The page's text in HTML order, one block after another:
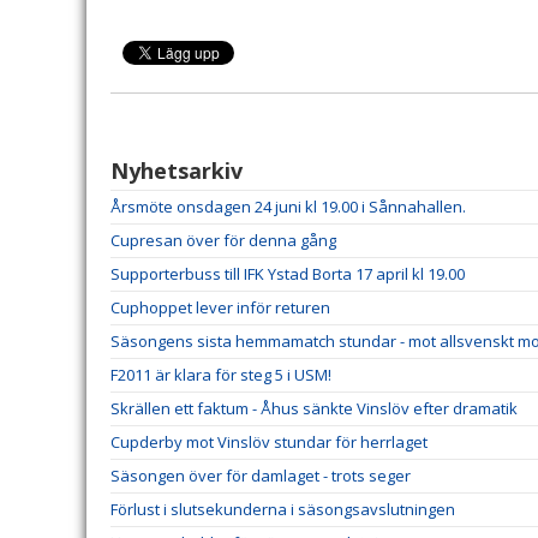
Nyhetsarkiv
Årsmöte onsdagen 24 juni kl 19.00 i Sånnahallen.
Cupresan över för denna gång
Supporterbuss till IFK Ystad Borta 17 april kl 19.00
Cuphoppet lever inför returen
Säsongens sista hemmamatch stundar - mot allsvenskt
F2011 är klara för steg 5 i USM!
Skrällen ett faktum - Åhus sänkte Vinslöv efter dramatik
Cupderby mot Vinslöv stundar för herrlaget
Säsongen över för damlaget - trots seger
Förlust i slutsekunderna i säsongsavslutningen